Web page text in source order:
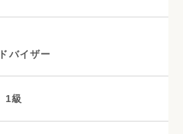
バイザー
1級